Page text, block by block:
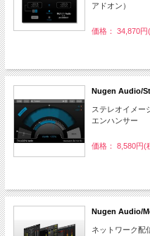
アドオン）
価格： 34,870円
Nugen Audio/
ステレオイメー
エンハンサー
価格： 8,580円(
Nugen Audio/
ネットワーク配